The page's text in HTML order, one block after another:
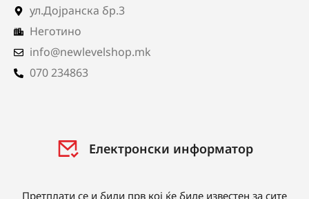
ул.Дојранска бр.3
Неготино
info@newlevelshop.mk
070 234863
Електронски информатор
Претплати се и биди прв кој ќе биде известен за сите